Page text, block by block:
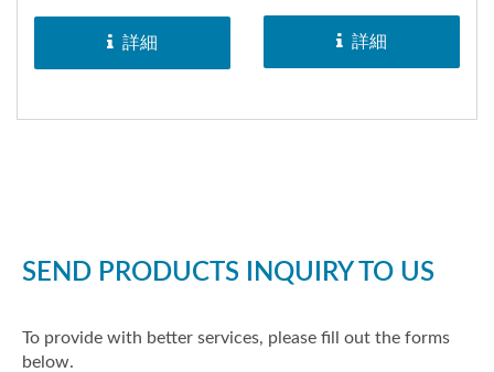
SAKURAブランドのホー
ンは、日本、インドネシ
詳細
SAKURAブランドのホー
ンは、日本、インドネシ
詳細